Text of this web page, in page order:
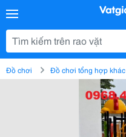
Đồ chơi Đồ chơi tổng hợp khác